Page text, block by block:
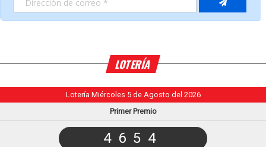
LOTERÍA
Lotería Miércoles 5 de Agosto del 2026
Primer Premio
4654